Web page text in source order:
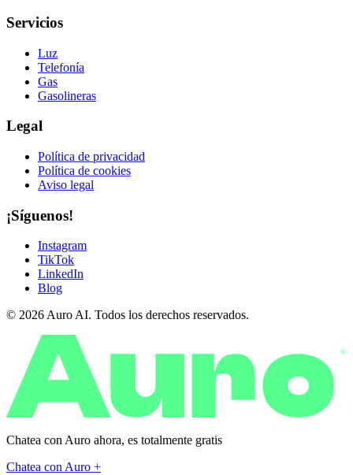
Servicios
Luz
Telefonía
Gas
Gasolineras
Legal
Política de privacidad
Política de cookies
Aviso legal
¡Síguenos!
Instagram
TikTok
LinkedIn
Blog
© 2026 Auro AI. Todos los derechos reservados.
®
Chatea con Auro ahora, es totalmente gratis
Chatea con Auro +